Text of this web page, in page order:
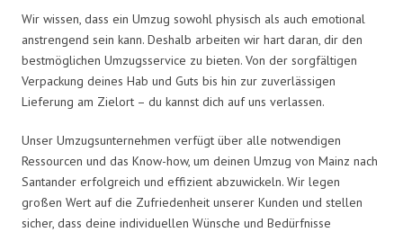
Wir wissen, dass ein Umzug sowohl physisch als auch emotional
anstrengend sein kann. Deshalb arbeiten wir hart daran, dir den
bestmöglichen Umzugsservice zu bieten. Von der sorgfältigen
Verpackung deines Hab und Guts bis hin zur zuverlässigen
Lieferung am Zielort – du kannst dich auf uns verlassen.
Unser Umzugsunternehmen verfügt über alle notwendigen
Ressourcen und das Know-how, um deinen Umzug von Mainz nach
Santander erfolgreich und effizient abzuwickeln. Wir legen
großen Wert auf die Zufriedenheit unserer Kunden und stellen
sicher, dass deine individuellen Wünsche und Bedürfnisse